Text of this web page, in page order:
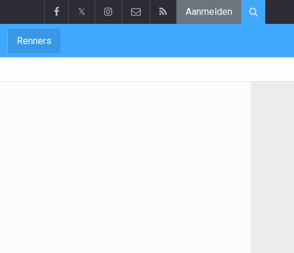
𝕏 Aanmelden
Renners